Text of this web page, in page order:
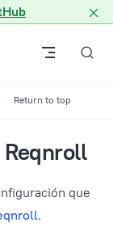
Return to top
que
.